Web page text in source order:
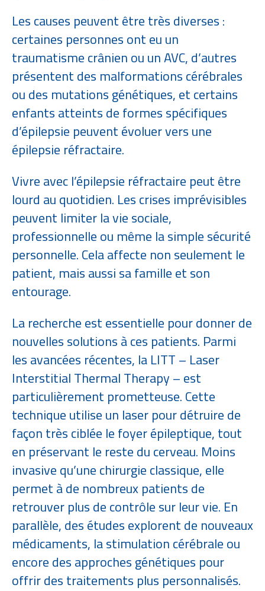
Les causes peuvent être très diverses :
certaines personnes ont eu un
traumatisme crânien ou un AVC, d’autres
présentent des malformations cérébrales
ou des mutations génétiques, et certains
enfants atteints de formes spécifiques
d’épilepsie peuvent évoluer vers une
épilepsie réfractaire.
Vivre avec l’épilepsie réfractaire peut être
lourd au quotidien. Les crises imprévisibles
peuvent limiter la vie sociale,
professionnelle ou même la simple sécurité
personnelle. Cela affecte non seulement le
patient, mais aussi sa famille et son
entourage.
La recherche est essentielle pour donner de
nouvelles solutions à ces patients. Parmi
les avancées récentes, la LITT – Laser
Interstitial Thermal Therapy – est
particulièrement prometteuse. Cette
technique utilise un laser pour détruire de
façon très ciblée le foyer épileptique, tout
en préservant le reste du cerveau. Moins
invasive qu’une chirurgie classique, elle
permet à de nombreux patients de
retrouver plus de contrôle sur leur vie. En
parallèle, des études explorent de nouveaux
médicaments, la stimulation cérébrale ou
encore des approches génétiques pour
offrir des traitements plus personnalisés.